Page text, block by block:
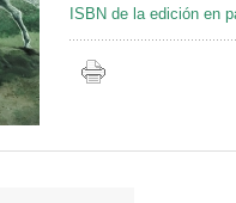
ISBN de la edición en